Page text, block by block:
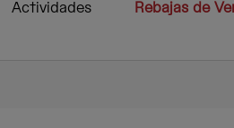
Actividades Rebajas de